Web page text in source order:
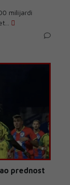
milijardi
prednost